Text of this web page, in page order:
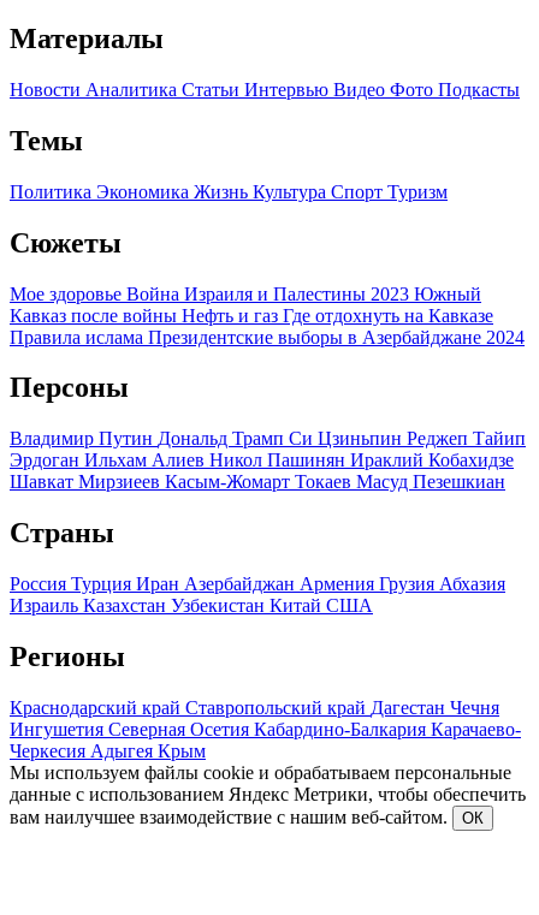
Материалы
Новости Аналитика Статьи Интервью Видео Фото Подкасты
Темы
Политика Экономика Жизнь Культура Спорт Туризм
Сюжеты
Мое здоровье Война Израиля и Палестины 2023 Южный
Кавказ после войны Нефть и газ Где отдохнуть на Кавказе
Правила ислама Президентские выборы в Азербайджане 2024
Персоны
Владимир Путин Дональд Трамп Си Цзиньпин Реджеп Тайип
Эрдоган Ильхам Алиев Никол Пашинян Ираклий Кобахидзе
Шавкат Мирзиеев Касым-Жомарт Токаев Масуд Пезешкиан
Страны
Россия Турция Иран Азербайджан Армения Грузия Абхазия
Израиль Казахстан Узбекистан Китай США
Регионы
Краснодарский край Ставропольский край Дагестан Чечня
Ингушетия Северная Осетия Кабардино-Балкария Карачаево-
Черкесия Адыгея Крым
Мы используем файлы cookie и обрабатываем персональные
данные с использованием Яндекс Метрики, чтобы обеспечить
вам наилучшее взаимодействие с нашим веб-сайтом.
ОК